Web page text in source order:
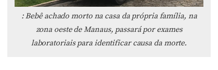
: Bebê achado morto na casa da própria família, na
zona oeste de Manaus, passará por exames
laboratoriais para identificar causa da morte.